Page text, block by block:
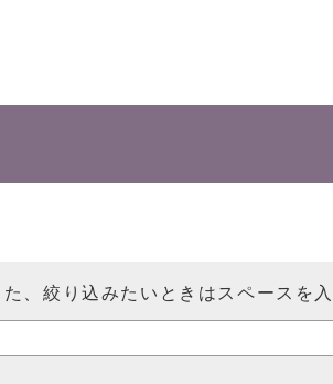
、絞り込みたいときはスペースを